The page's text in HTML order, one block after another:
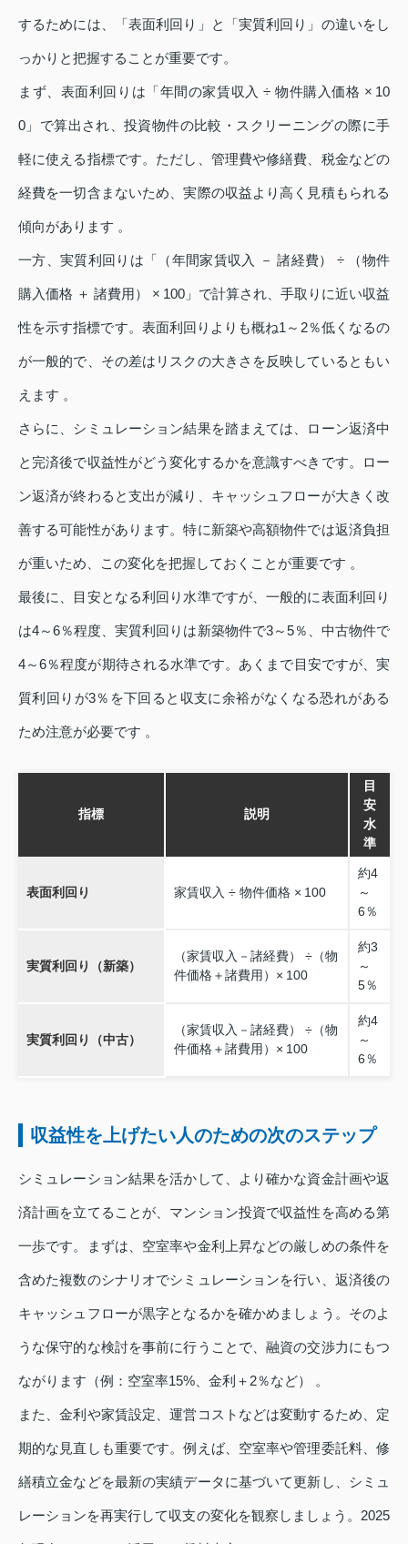
するためには、「表面利回り」と「実質利回り」の違いをし
っかりと把握することが重要です。
まず、表面利回りは「年間の家賃収入 ÷ 物件購入価格 × 10
0」で算出され、投資物件の比較・スクリーニングの際に手
軽に使える指標です。ただし、管理費や修繕費、税金などの
経費を一切含まないため、実際の収益より高く見積もられる
傾向があります 。
一方、実質利回りは「（年間家賃収入 － 諸経費） ÷ （物件
購入価格 ＋ 諸費用） × 100」で計算され、手取りに近い収益
性を示す指標です。表面利回りよりも概ね1～2％低くなるの
が一般的で、その差はリスクの大きさを反映しているともい
えます 。
さらに、シミュレーション結果を踏まえては、ローン返済中
と完済後で収益性がどう変化するかを意識すべきです。ロー
ン返済が終わると支出が減り、キャッシュフローが大きく改
善する可能性があります。特に新築や高額物件では返済負担
が重いため、この変化を把握しておくことが重要です 。
最後に、目安となる利回り水準ですが、一般的に表面利回り
は4～6％程度、実質利回りは新築物件で3～5％、中古物件で
4～6％程度が期待される水準です。あくまで目安ですが、実
質利回りが3％を下回ると収支に余裕がなくなる恐れがある
ため注意が必要です 。
指標 説明
目
安
水
準
表面利回り 家賃収入 ÷ 物件価格 × 100
約4
～
6％
実質利回り（新築）
（家賃収入－諸経費） ÷（物
件価格＋諸費用）× 100
約3
～
5％
実質利回り（中古）
（家賃収入－諸経費） ÷（物
件価格＋諸費用）× 100
約4
～
6％
収益性を上げたい人のための次のステップ
シミュレーション結果を活かして、より確かな資金計画や返
済計画を立てることが、マンション投資で収益性を高める第
一歩です。まずは、空室率や金利上昇などの厳しめの条件を
含めた複数のシナリオでシミュレーションを行い、返済後の
キャッシュフローが黒字となるかを確かめましょう。そのよ
うな保守的な検討を事前に行うことで、融資の交渉力にもつ
ながります（例：空室率15%、金利＋2％など） 。
また、金利や家賃設定、運営コストなどは変動するため、定
期的な見直しも重要です。例えば、空室率や管理委託料、修
繕積立金などを最新の実績データに基づいて更新し、シミュ
レーションを再実行して収支の変化を観察しましょう。2025